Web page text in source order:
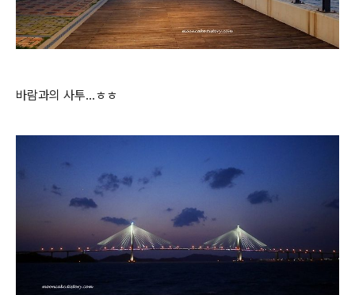
바람과의 사투...ㅎㅎ